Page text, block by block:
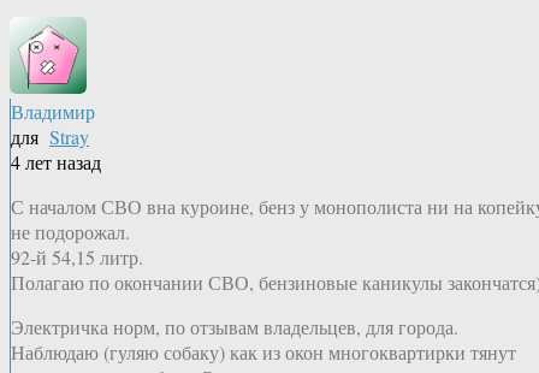
Владимир
для Stray
4 лет назад
С началом СВО вна куроине, бенз у монополиста ни на
не подорожал.
92-й 54,15 литр.
Полагаю по окончании СВО, бензиновые каникулы
Электричка норм, по отзывам владельцев, для города.
Наблюдаю (гуляю собаку) как из окон многоквартирки тянут